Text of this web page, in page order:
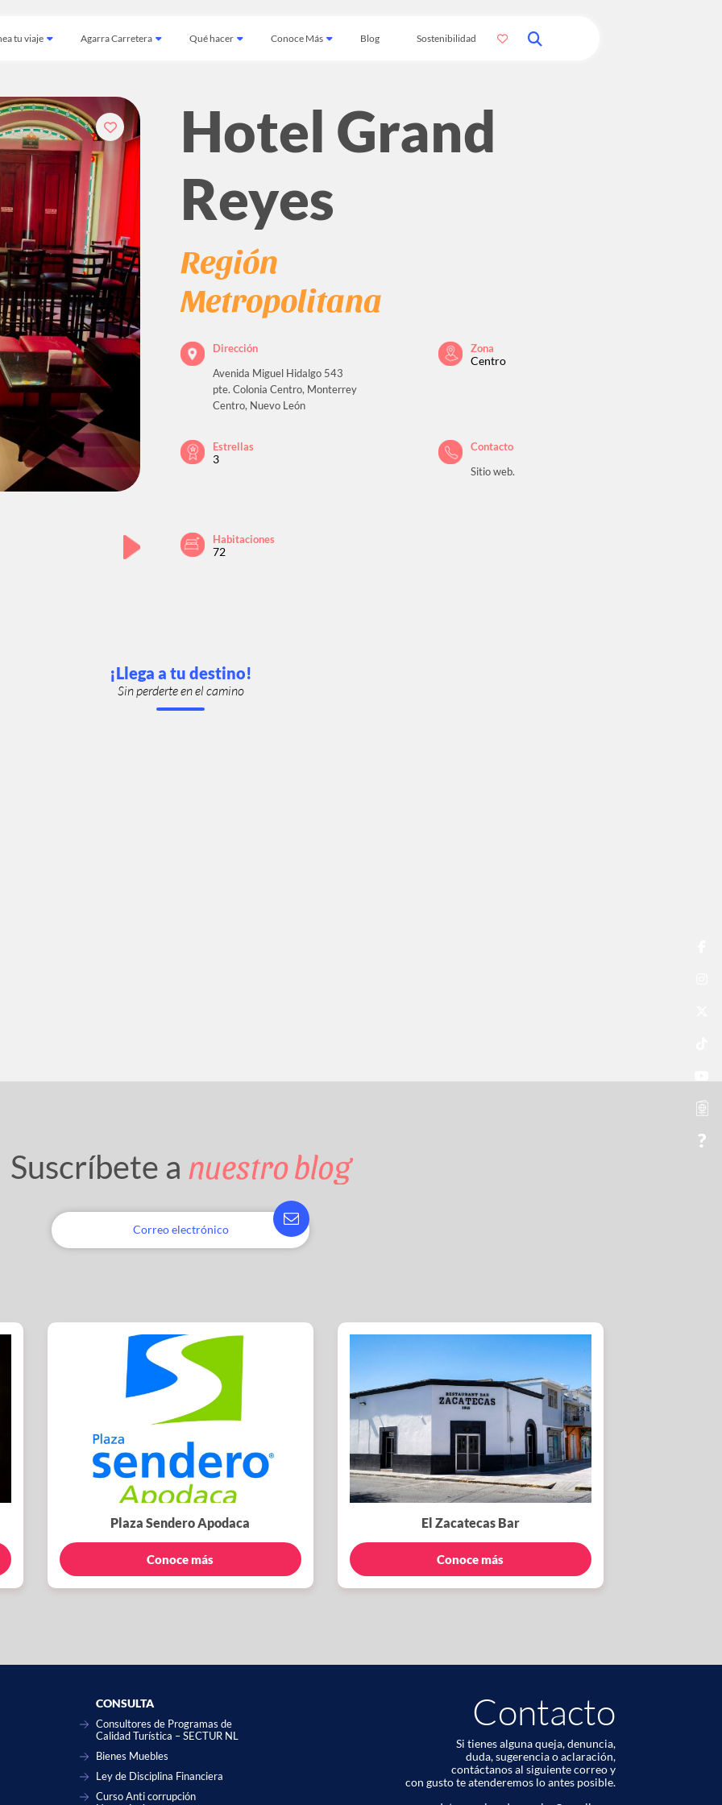
tu viaje Agarra Carretera Qué hacer Conoce Más Blog Sostenibilidad
Hotel Grand
Reyes
Región
Metropolitana
Dirección
Avenida Miguel Hidalgo 543
pte. Colonia Centro, Monterrey
Centro, Nuevo León
Zona
Centro
Estrellas
3
Contacto
Sitio web.
Habitaciones
72
¡Llega a tu destino!
Sin perderte en el camino
Suscríbete a nuestro blog
Plaza Sendero Apodaca
Conoce más
El Zacatecas Bar
Conoce más
CONSULTA
Consultores de Programas de
Calidad Turística – SECTUR NL
Bienes Muebles
Ley de Disciplina Financiera
Curso Anti corrupción
Contacto
Si tienes alguna queja, denuncia,
duda, sugerencia o aclaración,
contáctanos al siguiente correo y
con gusto te atenderemos lo antes posible.